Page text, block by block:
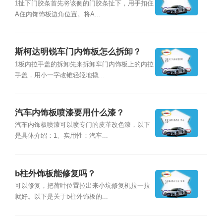
1扯下门胶条首先将该侧的门胶条扯下，用手扣住
A住内饰饰板边角位置。将A...
斯柯达明锐车门内饰板怎么拆卸？
1板内拉手盖的拆卸先来拆卸车门内饰板上的内拉
手盖，用小一字改锥轻轻地撬...
汽车内饰板喷漆要用什么漆？
汽车内饰板喷漆可以喷专门的皮革改色漆，以下
是具体介绍：1、实用性：汽车...
b柱外饰板能修复吗？
可以修复，把荷叶位置拉出来小坑修复机拉一拉
就好。以下是关于b柱外饰板的...